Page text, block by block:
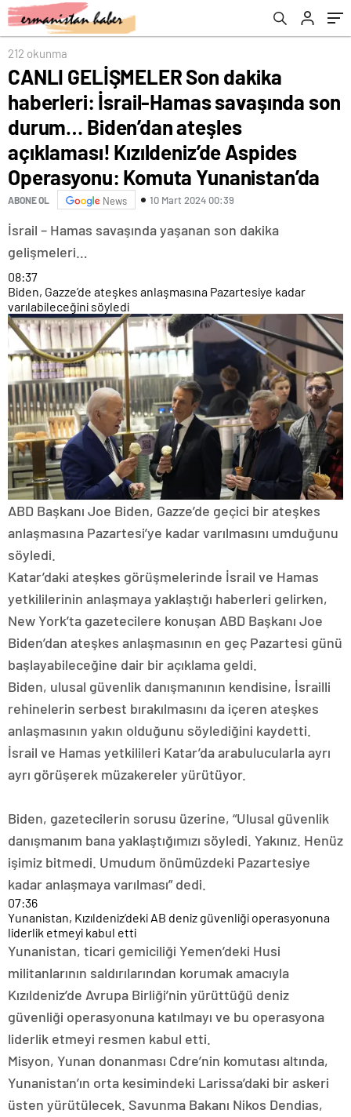
Biden’dan ateşles açıklaması! Kızıldeniz’de
Aspides Operasyonu: Komuta Yunanistan’da
212 okunma
CANLI GELİŞMELER Son dakika
haberleri: İsrail-Hamas savaşında son
durum… Biden’dan ateşles
açıklaması! Kızıldeniz’de Aspides
Operasyonu: Komuta Yunanistan’da
ABONE OL News 10 Mart 2024 00:39
İsrail – Hamas savaşında yaşanan son dakika
gelişmeleri…
08:37
Biden, Gazze’de ateşkes anlaşmasına Pazartesiye kadar
varılabileceğini söyledi
ABD Başkanı Joe Biden, Gazze’de geçici bir ateşkes
anlaşmasına Pazartesi’ye kadar varılmasını umduğunu
söyledi.
Katar’daki ateşkes görüşmelerinde İsrail ve Hamas
yetkililerinin anlaşmaya yaklaştığı haberleri gelirken,
New York’ta gazetecilere konuşan ABD Başkanı Joe
Biden’dan ateşkes anlaşmasının en geç Pazartesi günü
başlayabileceğine dair bir açıklama geldi.
Biden, ulusal güvenlik danışmanının kendisine, İsrailli
rehinelerin serbest bırakılmasını da içeren ateşkes
anlaşmasının yakın olduğunu söylediğini kaydetti.
İsrail ve Hamas yetkilileri Katar’da arabulucularla ayrı
ayrı görüşerek müzakereler yürütüyor.
Biden, gazetecilerin sorusu üzerine, “Ulusal güvenlik
danışmanım bana yaklaştığımızı söyledi. Yakınız. Henüz
işimiz bitmedi. Umudum önümüzdeki Pazartesiye
kadar anlaşmaya varılması” dedi.
07:36
Yunanistan, Kızıldeniz’deki AB deniz güvenliği operasyonuna
liderlik etmeyi kabul etti
Yunanistan, ticari gemiciliği Yemen’deki Husi
militanlarının saldırılarından korumak amacıyla
Kızıldeniz’de Avrupa Birliği’nin yürüttüğü deniz
güvenliği operasyonuna katılmayı ve bu operasyona
liderlik etmeyi resmen kabul etti.
Misyon, Yunan donanması Cdre’nin komutası altında,
Yunanistan’ın orta kesimindeki Larissa’daki bir askeri
üsten yürütülecek. Savunma Bakanı Nikos Dendias,